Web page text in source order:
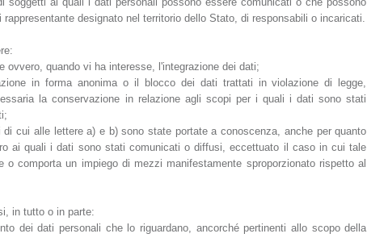
designato nel territorio dello Stato, di responsabili o incaricati.
ovvero, quando vi ha interesse, l'integrazione dei dati;
in forma anonima o il blocco dei dati trattati in violazione di legge,
la conservazione in relazione agli scopi per i quali i dati sono stati
cui alle lettere a) e b) sono state portate a conoscenza, anche per quanto
ai quali i dati sono stati comunicati o diffusi, eccettuato il caso in cui tale
o comporta un impiego di mezzi manifestamente sproporzionato rispetto al
in tutto o in parte:
dei dati personali che lo riguardano, ancorché pertinenti allo scopo della